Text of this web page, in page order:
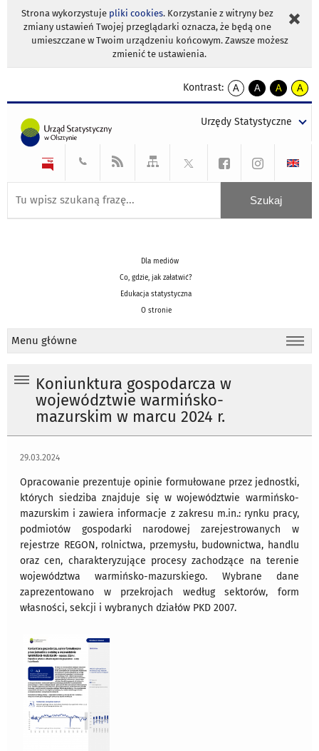
Strona wykorzystuje pliki cookies. Korzystanie z witryny bez
zmiany ustawień Twojej przeglądarki oznacza, że będą one
umieszczane w Twoim urządzeniu końcowym. Zawsze możesz
zmienić te ustawienia.
Kontrast:
A
kontrast
A
kontrast
tekst
czarnym
A
kontrast
tekst
czarnym
A
tekst
żółtym
Urzędy Statystyczne
Dla mediów
Co, gdzie, jak załatwić?
Edukacja statystyczna
O stronie
Menu główne
Koniunktura gospodarcza w
województwie warmińsko-
mazurskim w marcu 2024 r.
29.03.2024
Opracowanie prezentuje opinie formułowane przez jednostki,
których siedziba znajduje się w województwie warmińsko-
mazurskim i zawiera informacje z zakresu m.in.: rynku pracy,
podmiotów gospodarki narodowej zarejestrowanych w
rejestrze REGON, rolnictwa, przemysłu, budownictwa, handlu
oraz cen, charakteryzujące procesy zachodzące na terenie
województwa warmińsko-mazurskiego. Wybrane dane
zaprezentowano w przekrojach według sektorów, form
własności, sekcji i wybranych działów PKD 2007.